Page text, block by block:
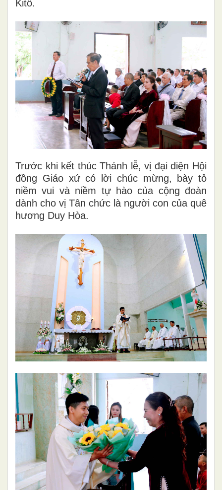
Kitô.
Trước khi kết thúc Thánh lễ, vị đại diện Hội
đồng Giáo xứ có lời chúc mừng, bày tỏ
niềm vui và niềm tự hào của cộng đoàn
dành cho vị Tân chức là người con của quê
hương Duy Hòa.